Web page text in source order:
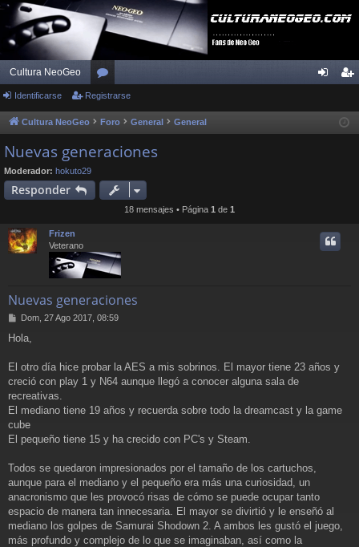
Cultura NeoGeo
or
os ist
Identificarse Registrarse
Cultura NeoGeo Foro General General
Nuevas generaciones
Moderador: hokuto29
Responder
18 mensajes • Página 1 de 1
Frizen
Veterano
Nuevas generaciones
M
n
a
Dom, 27 Ago 2017, 08:59
Hola,
El otro día hice probar la AES a mis sobrinos. El mayor tiene 23 años y
creció con play 1 y N64 aunque llegó a conocer alguna sala de
recreativas.
El mediano tiene 19 años y recuerda sobre todo la dreamcast y la game
cube
El pequeño tiene 15 y ha crecido con PC's y Steam.
Todos se quedaron impresionados por el tamaño de los cartuchos,
aunque para el mediano y el pequeño era más una curiosidad, un
anacronismo que les provocó risas de cómo se puede ocupar tanto
espacio de manera tan innecesaria. El mayor se divirtió y le enseñó al
mediano los golpes de Samurai Shodown 2. A ambos les gustó el juego,
más profundo y complejo de lo que se imaginaban, así como la